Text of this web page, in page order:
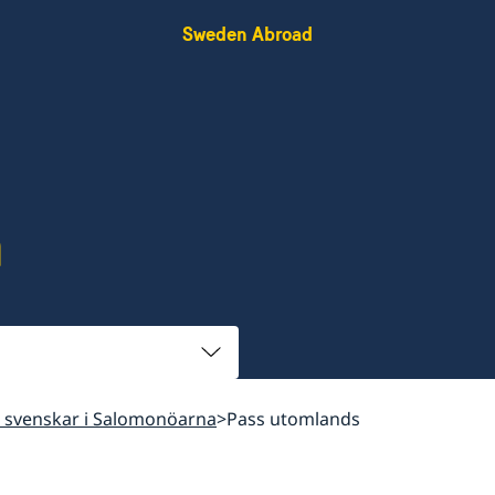
Sweden Abroad
i Salomonöarna Pass utomlands